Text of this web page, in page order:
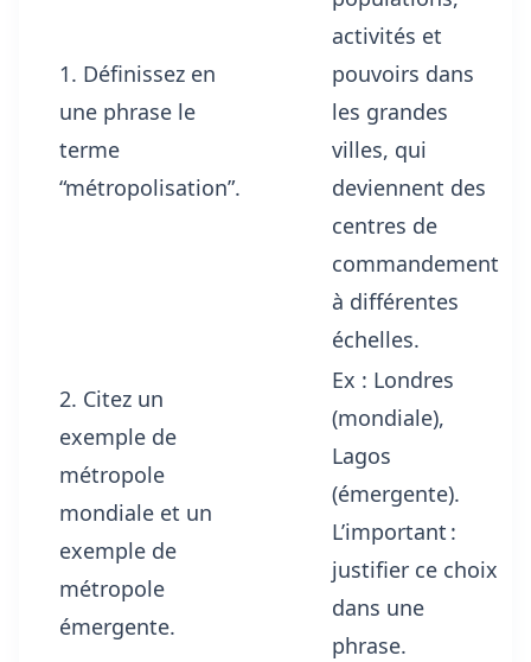
1. Définissez en
une phrase le
terme
“métropolisation”.
activités et
pouvoirs dans
les grandes
villes, qui
deviennent des
centres de
commandement
à différentes
échelles.
2. Citez un
exemple de
métropole
mondiale et un
exemple de
métropole
émergente.
Ex : Londres
(mondiale),
Lagos
(émergente).
L’important :
justifier ce choix
dans une
phrase.